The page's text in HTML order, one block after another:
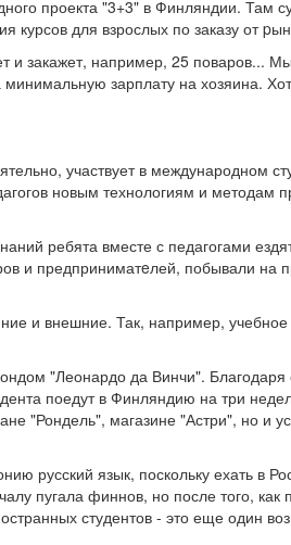
проекта "3+3" в Финляндии. Там
курсов для взрослых по заказу от
закажет, например, 25 поваров... Мы
зарплату на хозяина.
участвует в международном
новым технологиям и методам
ребята вместе с педагогами
и предприниматeлей, побывали на
и внешние. Так, например,
"Леонардо да Винчи". Благодаря
поедут в Финляндию на три
"Рондель", магазине "Астри", но
русский язык, поскольку ехать в
пугала финнов, но после того,
студентов - это еще один